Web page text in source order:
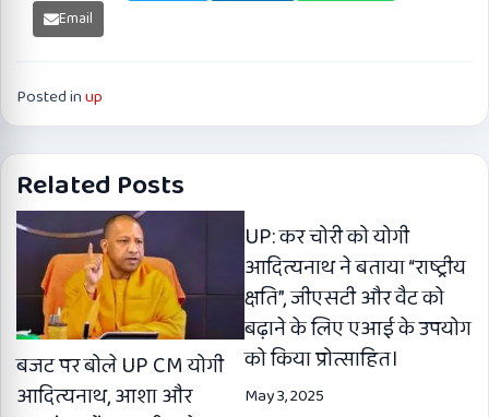
Email
Posted inup
Related Posts
बजट पर बोले UP CM योगी
आदित्यनाथ, आशा और
UP: कर चोरी को योगी
आदित्यनाथ ने बताया “राष्ट्रीय
क्षति”, जीएसटी और वैट को
बढ़ाने के लिए एआई के उपयोग
को किया प्रोत्साहित।
May 3, 2025